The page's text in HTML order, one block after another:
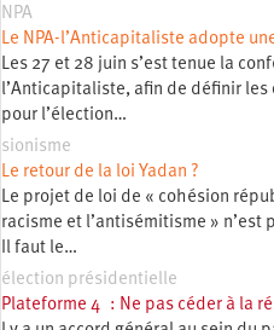
NPA
Le NPA-l’Anticapitaliste adopte
Les 27 et 28 juin s’est tenue la
l’Anticapitaliste, afin de définir
pour l’élection…
sionisme
Le retour de la loi Yadan ?
Le projet de loi de « cohésion
racisme et l’antisémitisme » n’est
Il faut le…
élection présidentielle
Plateforme 4 : Ne pas céder à la